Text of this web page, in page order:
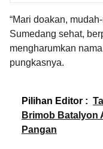
“Mari doakan,
Sumedang sehat,
mengharumkan
pungkasnya.
Pilihan Editor :
Brimob Batalyon
Pangan